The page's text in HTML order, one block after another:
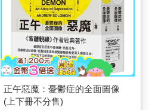
正午惡魔：憂鬱症的全面圖像
(上下冊不分售)